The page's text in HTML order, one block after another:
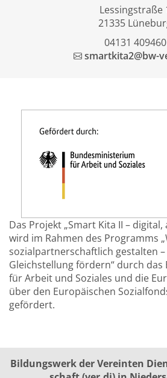
Lessingstraße
21335
04131 409460
smartkita2@bw-
Das Projekt „Smart Kita II –
wird im Rahmen des Programms
sozialpartnerschaftlich gestalten
Gleichstellung fördern“ durch
für Arbeit und Soziales und die
über den Europäischen
gefördert.
Bildungswerk der Vereinten